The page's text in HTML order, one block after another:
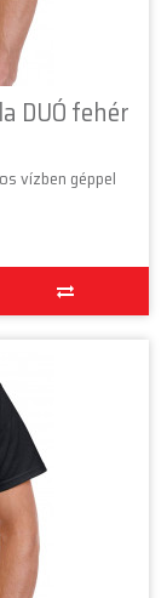
DUÓ fehér
vízben géppel